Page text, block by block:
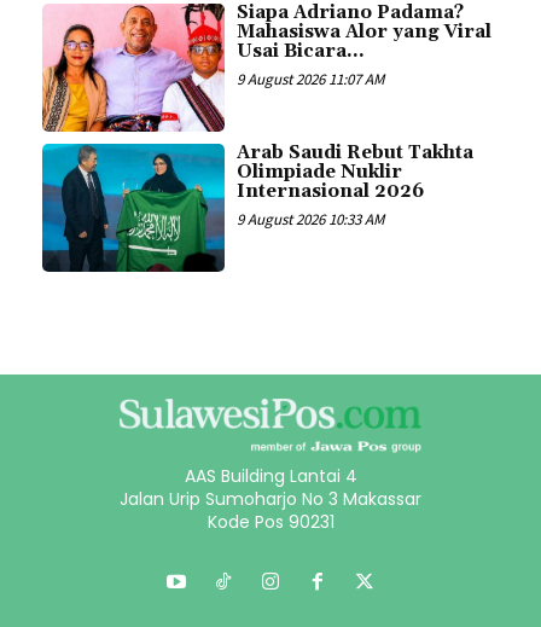
Siapa Adriano Padama?
Mahasiswa Alor yang Viral
Usai Bicara...
9 August 2026 11:07 AM
Arab Saudi Rebut Takhta
Olimpiade Nuklir
Internasional 2026
9 August 2026 10:33 AM
AAS Building Lantai 4
Jalan Urip Sumoharjo No 3 Makassar
Kode Pos 90231